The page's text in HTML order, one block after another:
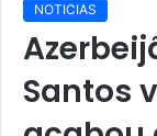
NOTICIAS
Santos